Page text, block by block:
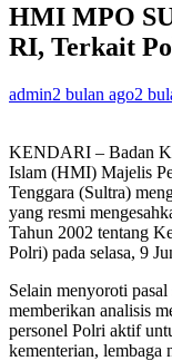
HMI MPO
RI, Terkait
admin2 bulan ago2
KENDARI – Badan
Islam (HMI) Majelis
Tenggara (Sultra)
yang resmi
Tahun 2002 tentang
Polri) pada selasa, 9
Selain menyoroti
memberikan analisis
personel Polri aktif
kementerian, lembaga